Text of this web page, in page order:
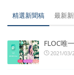
精選新聞稿 最新
FLOC唯
2021/03/